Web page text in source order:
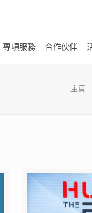
專項服務 合作伙伴
主頁